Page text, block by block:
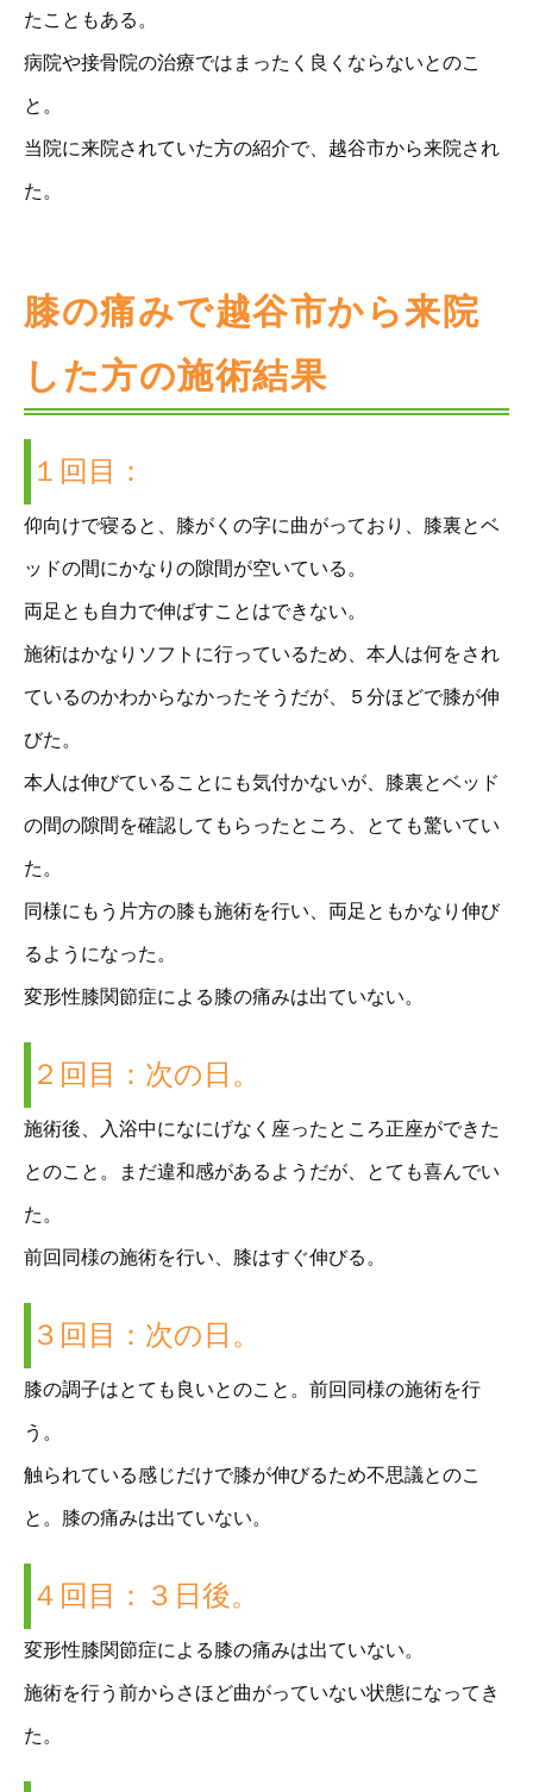
たこともある。
病院や接骨院の治療ではまったく良くならないとのこ
と。
当院に来院されていた方の紹介で、越谷市から来院され
た。
膝の痛みで越谷市から来院
した方の施術結果
１回目：
仰向けで寝ると、膝がくの字に曲がっており、膝裏とベ
ッドの間にかなりの隙間が空いている。
両足とも自力で伸ばすことはできない。
施術はかなりソフトに行っているため、本人は何をされ
ているのかわからなかったそうだが、５分ほどで膝が伸
びた。
本人は伸びていることにも気付かないが、膝裏とベッド
の間の隙間を確認してもらったところ、とても驚いてい
た。
同様にもう片方の膝も施術を行い、両足ともかなり伸び
るようになった。
変形性膝関節症による膝の痛みは出ていない。
２回目：次の日。
施術後、入浴中になにげなく座ったところ正座ができた
とのこと。まだ違和感があるようだが、とても喜んでい
た。
前回同様の施術を行い、膝はすぐ伸びる。
３回目：次の日。
膝の調子はとても良いとのこと。前回同様の施術を行
う。
触られている感じだけで膝が伸びるため不思議とのこ
と。膝の痛みは出ていない。
４回目：３日後。
変形性膝関節症による膝の痛みは出ていない。
施術を行う前からさほど曲がっていない状態になってき
た。